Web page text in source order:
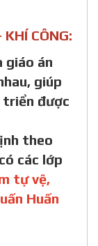
CÔNG:
giáo án
giúp
triển được
theo
các lớp
tự vệ,
Huấn